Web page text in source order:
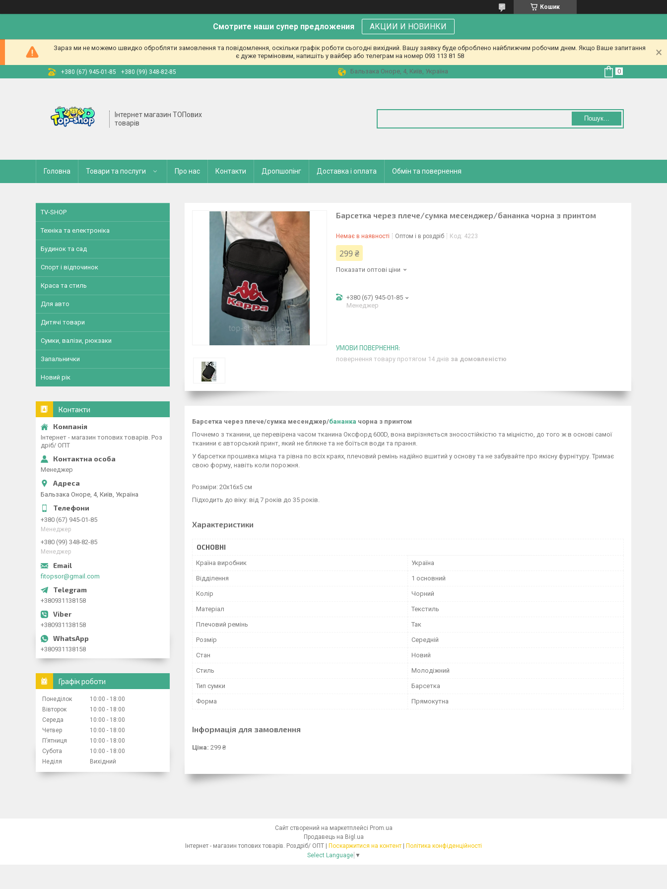
Кошик
Смотрите наши супер предложения АКЦИИ И НОВИНКИ
Зараз ми не можемо швидко обробляти замовлення та повідомлення, оскільки графік роботи сьогодні вихідний. Вашу заявку буде оброблено найближчим робочим днем. Якщо Ваше запитання
є дуже терміновим, напишіть у вайбер або телеграм на номер 093 113 81 58
+380 (67) 945-01-85 +380 (99) 348-82-85 Бальзака Оноре, 4, Київ, Україна
Інтернет магазин ТОПових
товарів
Пошук...
Головна Товари та послуги Про нас Контакти Дропшопінг Доставка і оплата Обмін та повернення
Барсетка через плече/сумка месенджер/бананка чорна з принтом
Немає в наявності Оптом і в роздріб Код: 4223
299 ₴
Показати оптові ціни
+380 (67) 945-01-85
Менеджер
повернення товару протягом 14 днів за домовленістю
Барсетка через плече/сумка месенджер/бананка чорна з принтом
Почнемо з тканини, це перевірена часом тканина Оксфорд 600D, вона вирізняється зносостійкістю та міцністю, до того ж в основі самої
тканини є авторський принт, який не блякне та не боїться води та прання.
У барсетки прошивка міцна та рівна по всіх краях, плечовий ремінь надійно вшитий у основу та не забувайте про якісну фурнітуру. Тримає
свою форму, навіть коли порожня.
Розміри: 20х16х5 см
Підходить до віку: від 7 років до 35 років.
Характеристики
ОСНОВНІ
Країна виробник Україна
Відділення 1 основний
Колір Чорний
Матеріал Текстиль
Плечовий ремінь Так
Розмір Середній
Стан Новий
Стиль Молодіжний
Тип сумки Барсетка
Форма Прямокутна
Інформація для замовлення
Ціна: 299 ₴
TV-SHOP
Техніка та електроніка
Будинок та сад
Спорт і відпочинок
Краса та стиль
Для авто
Дитячі товари
Сумки, валізи, рюкзаки
Запальнички
Новий рік
Контакти
Інтернет - магазин топових товарів. Роз
дріб/ ОПТ
Менеджер
Бальзака Оноре, 4, Київ, Україна
+380 (67) 945-01-85
Менеджер
+380 (99) 348-82-85
Менеджер
fitopsor@gmail.com
+380931138158
+380931138158
+380931138158
Графік роботи
Понеділок 10:00
18:00
Вівторок
10:00
18:00
Середа
10:00
18:00
Четвер
10:00
18:00
Пʼятниця
10:00
18:00
Субота
10:00
18:00
Неділя
Вихідний
Сайт створений на маркетплейсі Prom.ua
Продавець на Bigl.ua
Поскаржитися на контент
Політика конфіденційності
Select Language ▼